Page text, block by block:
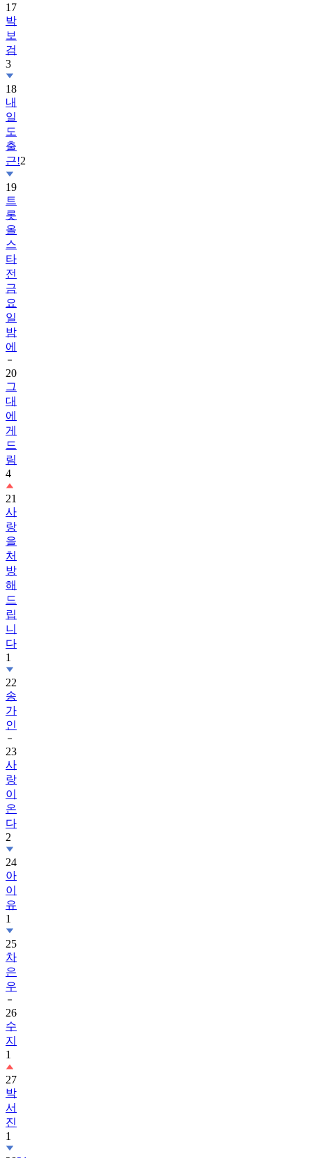
17
박
보
검
3
18
내
일
도
출
근!2
19
트
롯
올
스
타
전
금
요
일
밤
에
20
그
대
에
게
드
림
4
21
사
랑
을
처
방
해
드
립
니
다
1
22
송
가
인
23
사
랑
이
온
다
2
24
아
이
유
1
25
차
은
우
26
수
지
1
27
박
서
진
1